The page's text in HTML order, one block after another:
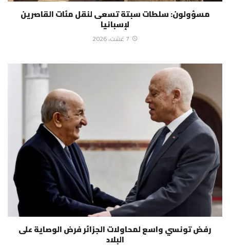
مسؤولون: سلطات سبتة تسعى لنقل مئات القاصرين
لإسبانيا
7 غشت، 2026
رفض تونسي واسع لمحاولات الجزائر فرض الوصاية على
البلاد